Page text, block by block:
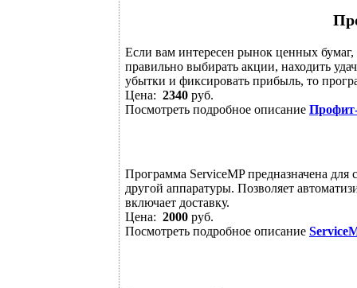
Если вам интересен рынок ценных
правильно выбирать акции, находить
убытки и фиксировать прибыль, то
Цена: 2340 руб.
Посмотреть подробное описание
Программа ServiceMP предназначена
другой аппаратуры. Позволяет
включает доставку.
Цена: 2000 руб.
Посмотреть подробное описание